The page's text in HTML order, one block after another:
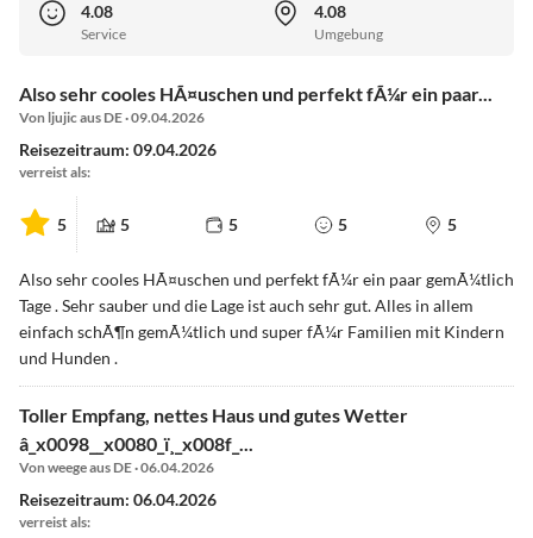
4.08
Service
4.08
Umgebung
Also sehr cooles HÃ¤uschen und perfekt fÃ¼r ein paar...
Von ljujic aus DE · 09.04.2026
Reisezeitraum: 09.04.2026
verreist als:
5 5 5 5 5
Also sehr cooles HÃ¤uschen und perfekt fÃ¼r ein paar gemÃ¼tlich
Tage . Sehr sauber und die Lage ist auch sehr gut. Alles in allem
einfach schÃ¶n gemÃ¼tlich und super fÃ¼r Familien mit Kindern
und Hunden .
Toller Empfang, nettes Haus und gutes Wetter
â_x0098__x0080_ï¸_x008f_...
Von weege aus DE · 06.04.2026
Reisezeitraum: 06.04.2026
verreist als: